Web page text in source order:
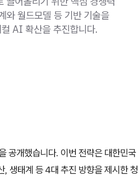
와 월드모델 등 기반 기술을
AI 확산을 추진합니다.
공개했습니다. 이번 전략은 대한민국
생태계 등 4대 추진 방향을 제시한 청